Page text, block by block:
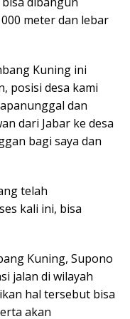
meter dan lebar
Kuning ini
posisi desa kami
dan
dari Jabar ke desa
bagi saya dan
telah
kali ini, bisa
Kuning, Supono
jalan di wilayah
hal tersebut bisa
akan